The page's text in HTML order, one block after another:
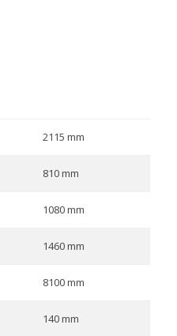
2115 mm
810 mm
1080 mm
1460 mm
8100 mm
140 mm